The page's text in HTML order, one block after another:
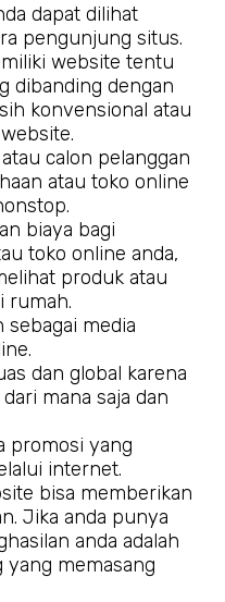
dapat dilihat
pengunjung situs.
website tentu
dibanding dengan
konvensional atau
calon pelanggan
atau toko online
biaya bagi
toko online anda,
produk atau
rumah.
sebagai media
dan global karena
mana saja dan
promosi yang
internet.
bisa memberikan
Jika anda punya
anda adalah
memasang